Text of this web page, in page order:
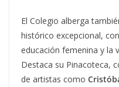
El Colegio alberga
histórico excepcional,
educación femenina y la
Destaca su Pinacoteca,
de artistas como